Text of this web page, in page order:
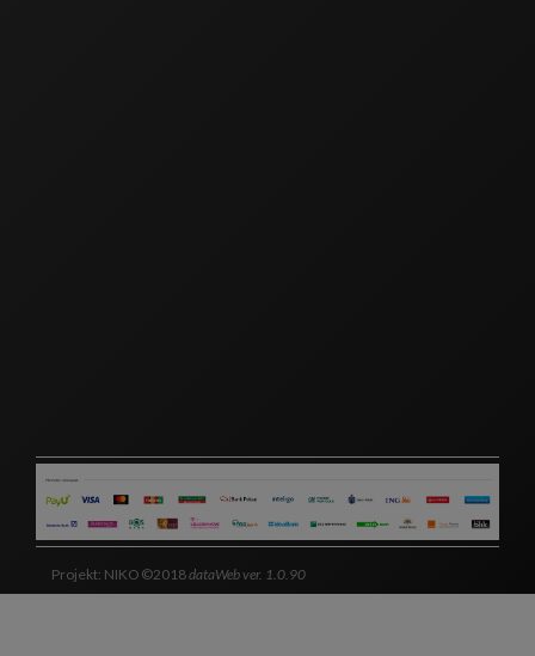
Projekt: NIKO ©2018dataWeb ver. 1.0.90